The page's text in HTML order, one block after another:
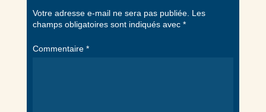
Votre adresse e-mail ne sera pas publiée. Les
champs obligatoires sont indiqués avec *
Commentaire *